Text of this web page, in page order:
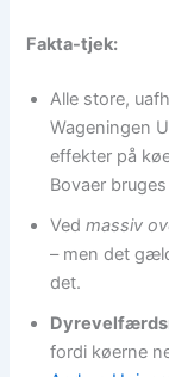
Fakta-tjek:
Alle store,
Wageningen
effekter på
Bovaer
Vedmassiv
– men det
det.
fordi køerne